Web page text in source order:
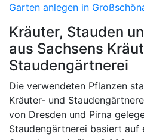
Garten anlegen in
Kräuter, Stauden
aus Sachsens
Staudengärtnerei
Die verwendeten Pflanzen
Kräuter- und
von Dresden und Pirna
Staudengärtnerei basiert auf